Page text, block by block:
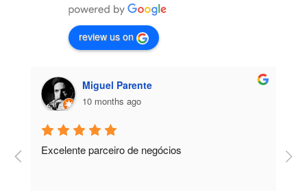
review us on
Miguel Parente
10 months ago
Excelente parceiro de negócios